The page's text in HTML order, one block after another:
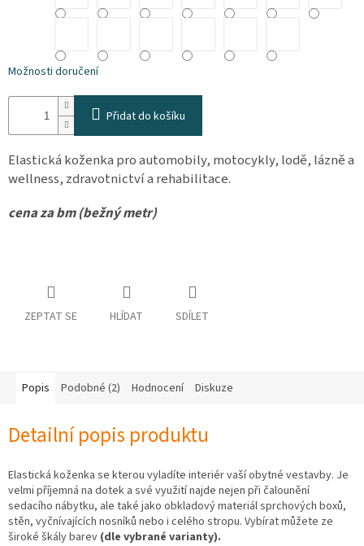
podmínky
reklamace
Bonusový
program
Karavánek
Moje
objednávka
Přihlášení
Možnosti doručení
Přidat do košíku
Elastická koženka pro automobily, motocykly, lodě, lázně a
wellness, zdravotnictví a rehabilitace.
cena za bm (bežný metr)
ZEPTAT SE HLÍDAT SDÍLET
Popis Podobné (2) Hodnocení Diskuze
Detailní popis produktu
Elastická koženka se kterou vyladíte interiér vaší obytné vestavby. Je
velmi příjemná na dotek a své využití najde nejen při čalounění
sedacího nábytku, ale také jako obkladový materiál sprchových boxů,
stěn, vyčnívajících nosníků nebo i celého stropu. Vybírat můžete ze
široké škály barev (dle vybrané varianty).